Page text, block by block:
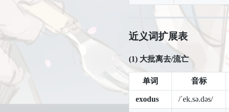
近义词扩展表
(1) 大批离去/流亡
单词 音标
exodus /ˈek.sə.dəs/